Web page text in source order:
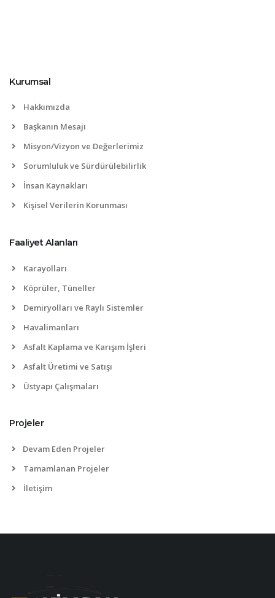
Kurumsal
Hakkımızda
Başkanın Mesajı
Misyon/Vizyon ve Değerlerimiz
Sorumluluk ve Sürdürülebilirlik
İnsan Kaynakları
Kişisel Verilerin Korunması
Faaliyet Alanları
Karayolları
Köprüler, Tüneller
Demiryolları ve Raylı Sistemler
Havalimanları
Asfalt Kaplama ve Karışım İşleri
Asfalt Üretimi ve Satışı
Üstyapı Çalışmaları
Projeler
Devam Eden Projeler
Tamamlanan Projeler
İletişim